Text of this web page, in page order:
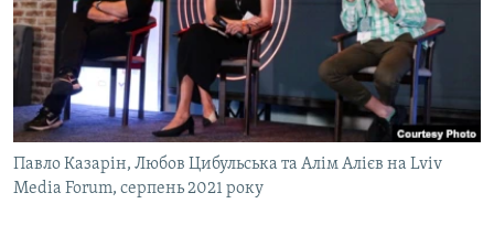
ВІДЕОУРОКИ «ELIFBE»
СВІДЧЕННЯ ОКУПАЦІЇ
УКРАЇНСЬКА ПРОБЛЕМА КРИМУ
ІНФОГРАФІКА
Русский
Qırımtatar
ДОЛУЧАЙСЯ!
Павло Казарін, Любов Цибульська та Алім Алієв на Lviv
Media Forum, серпень 2021 року